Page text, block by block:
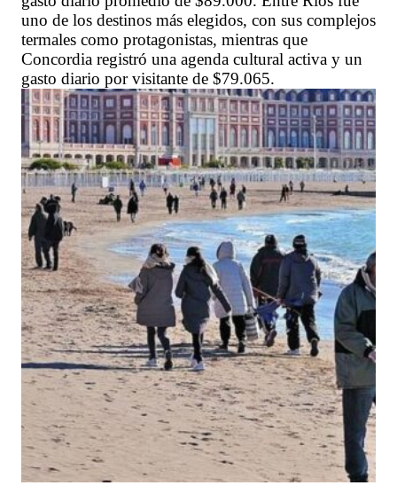
uno de los destinos más elegidos, con sus complejos
termales como protagonistas, mientras que
Concordia registró una agenda cultural activa y un
gasto diario por visitante de $79.065.